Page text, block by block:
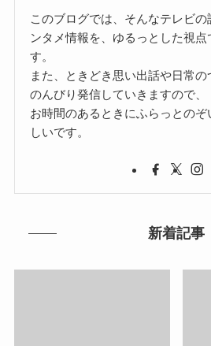
このブログでは、そんなテレビ
ンタメ情報を、ゆるっとした視点
す。
また、ときどき思い出話や日常の
のんびり発信していきますので、
お時間のあるときにふらっとの
しいです。
新着記事